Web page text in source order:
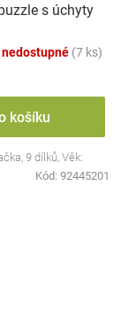
s úchyty
(7 ks)
košíku
9 dílků, Věk:
Kód: 92445201